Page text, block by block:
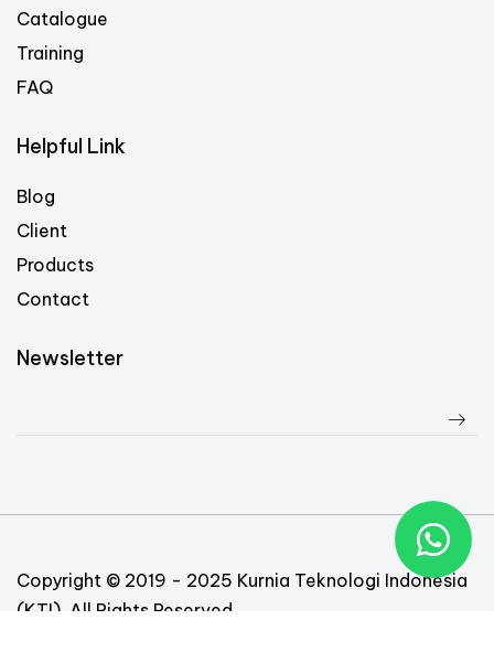
Catalogue
Training
FAQ
Helpful Link
Blog
Client
Products
Contact
Newsletter
Copyright © 2019 - 2025 Kurnia Teknologi Indonesia
(KTI). All Rights Reserved